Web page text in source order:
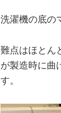
洗濯機の底の
難点はほとん
が製造時に曲
す。